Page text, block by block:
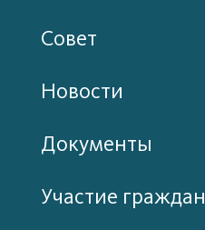
Совет
Новости
Документы
Участие граждан